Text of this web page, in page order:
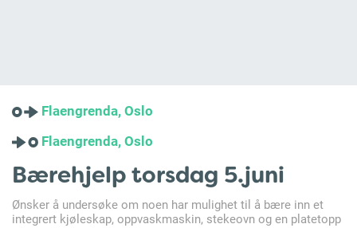
Flaengrenda, Oslo
Flaengrenda, Oslo
Bærehjelp torsdag 5.juni
Ønsker å undersøke om noen har mulighet til å bære inn et
integrert kjøleskap, oppvaskmaskin, stekeovn og en platetopp